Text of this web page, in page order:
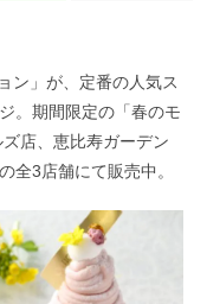
ン」が、定番の人気ス
。期間限定の「春のモ
店、恵比寿ガーデン
全3店舗にて販売中。